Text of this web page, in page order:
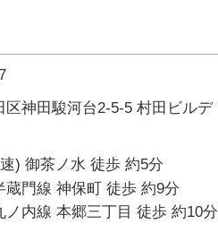
区神田駿河台2-5-5 村田ビルデ
) 御茶ノ水 徒歩 約5分
蔵門線 神保町 徒歩 約9分
ノ内線 本郷三丁目 徒歩 約10分